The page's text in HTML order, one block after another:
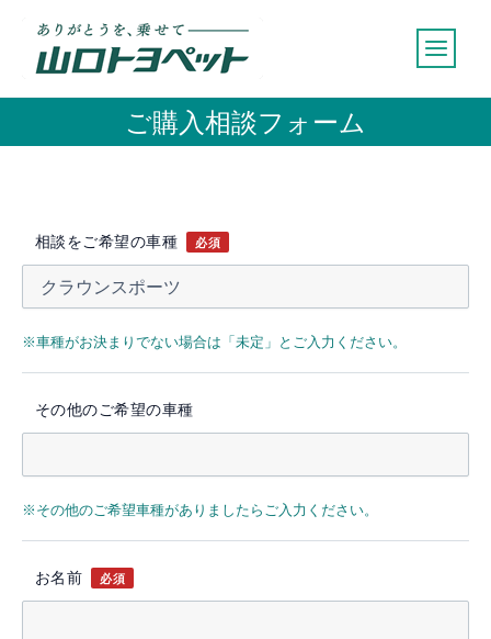
ス
ご購入相談フォーム
相談をご希望の車種 必須
※車種がお決まりでない場合は「未定」とご入力ください。
その他のご希望の車種
※その他のご希望車種がありましたらご入力ください。
お名前 必須